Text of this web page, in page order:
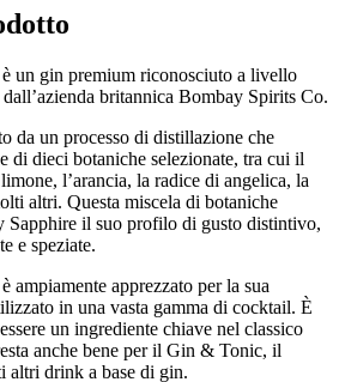
un gin premium riconosciuto a livello
britannica Bombay Spirits Co.
da un processo di distillazione che
di dieci botaniche selezionate, tra cui il
l’arancia, la radice di angelica, la
altri. Questa miscela di botaniche
Sapphire il suo profilo di gusto distintivo,
e speziate.
ampiamente apprezzato per la sua
in una vasta gamma di cocktail. È
un ingrediente chiave nel classico
anche bene per il Gin & Tonic, il
drink a base di gin.